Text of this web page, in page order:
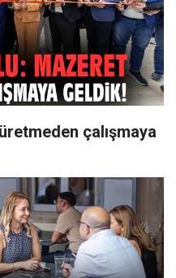
çalışmaya